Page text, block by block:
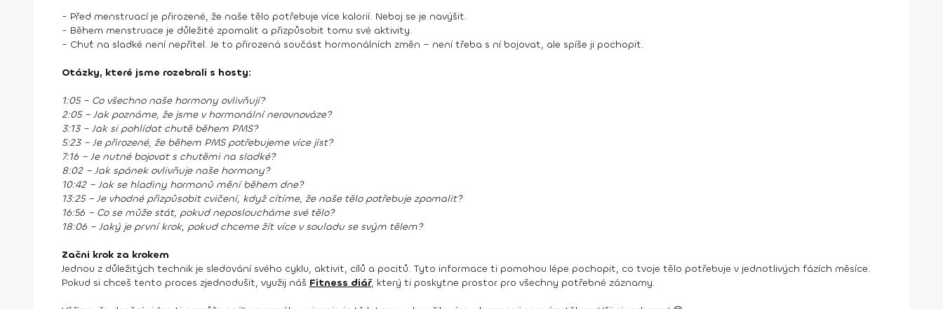
- Před menstruací je přirozené, že naše tělo potřebuje více kalorií. Neboj se je navýšit.
- Během menstruace je důležité zpomalit a přizpůsobit tomu své aktivity.
- Chuť na sladké není nepřítel. Je to přirozená součást hormonálních změn – není třeba s ní bojovat, ale spíše ji pochopit.
Otázky, které jsme rozebrali s hosty:
1:05 – Co všechno naše hormony ovlivňují?
2:05 – Jak poznáme, že jsme v hormonální nerovnováze?
3:13 – Jak si pohlídat chutě během PMS?
5:23 – Je přirozené, že během PMS potřebujeme více jíst?
7:16 – Je nutné bojovat s chutěmi na sladké?
8:02 – Jak spánek ovlivňuje naše hormony?
10:42 – Jak se hladiny hormonů mění během dne?
13:25 – Je vhodné přizpůsobit cvičení, když cítíme, že naše tělo potřebuje zpomalit?
16:56 – Co se může stát, pokud neposloucháme své tělo?
18:06 – Jaký je první krok, pokud chceme žít více v souladu se svým tělem?
Začni krok za krokem
Jednou z důležitých technik je sledování svého cyklu, aktivit, cílů a pocitů. Tyto informace ti pomohou lépe pochopit, co tvoje tělo potřebuje v jednotlivých fázích měsíce.
Pokud si chceš tento proces zjednodušit, využij náš Fitness diář, který ti poskytne prostor pro všechny potřebné záznamy.